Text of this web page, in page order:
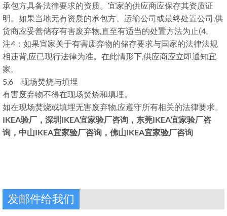
承包方具备法律要求的资质。宜家的供应商应保存其资质证
明。如果当地无有资质的承包方、运输公司或最终处置公司,供
货商应妥善储存有害废弃物,直至有适当的处置方法为止(4。
注4：如果宜家关于有害废弃物的储存要求与国家的法律法规
相违背,应已现行法律为准。在此情形下,供应商应立即通知宜
家。
5.6 现场焚烧与填埋
有害废弃物不得在现场焚烧和填埋。
如在现场焚烧或填埋无害废弃物,应遵守所有相关的法律要求。
IKEA验厂，深圳IKEA宜家验厂咨询，东莞IKEA宜家验厂咨
询，中山IKEA宜家验厂咨询，佛山IKEA宜家验厂咨询
发邮件给我们